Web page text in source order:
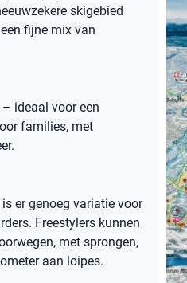
skigebied
fijne mix van
ideaal voor een
families, met
er genoeg variatie voor
Freestylers kunnen
met sprongen,
aan loipes.